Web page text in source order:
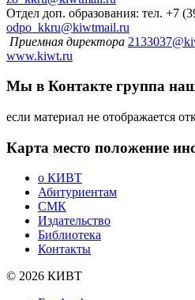
Отдел доп. образования: тел. +7
odpo_kkru@kiwtmail.ru
Приемная директора
www.kiwt.ru
Мы в Контакте группа
если материал не отображается
Карта место положение
о КИВТ
Абитуриентам
СМК
Издательство
Библиотека
Контакты
© 2026 КИВТ